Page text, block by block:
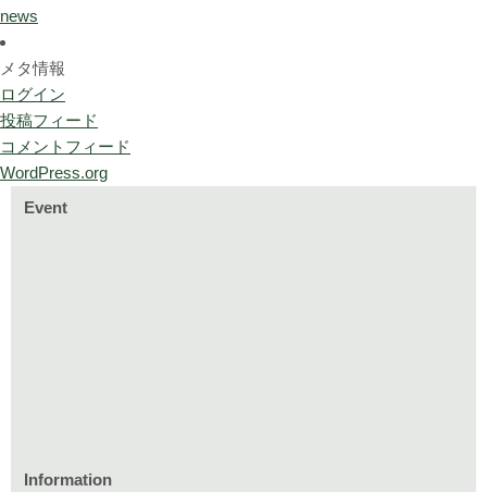
news
メタ情報
ログイン
投稿フィード
コメントフィード
WordPress.org
Event
家づくりのイベント情報
Information